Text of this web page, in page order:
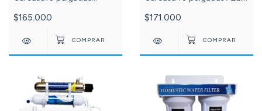
membrana filtrante carbón
87-24-
$165.000
membrana filtrante carbón
73-87-24
$171.000